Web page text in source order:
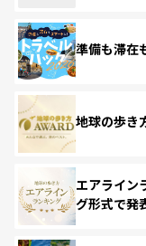
準備も滞在
地球の歩き
エアライン
グ形式で発